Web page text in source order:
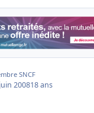
SNCF
200818 ans